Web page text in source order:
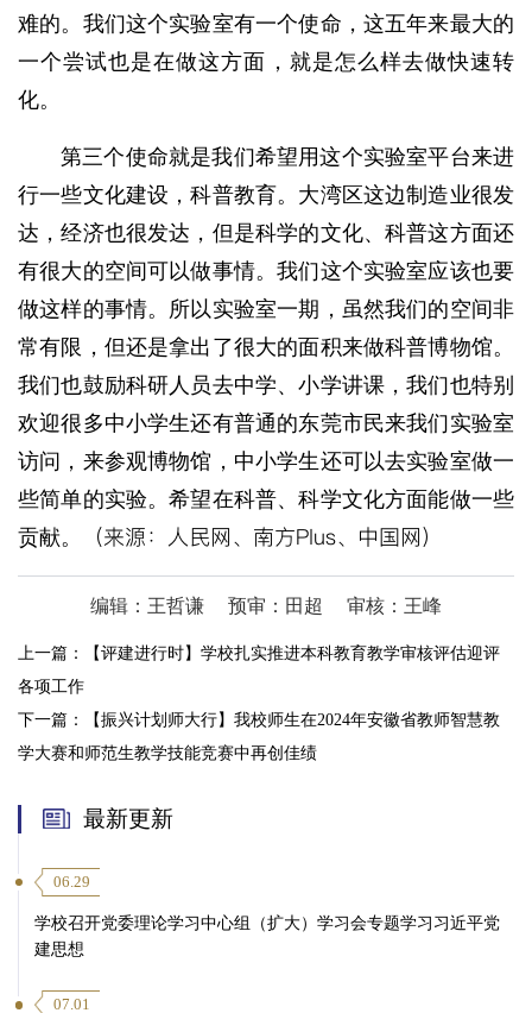
难的。我们这个实验室有一个使命，这五年来最大的
一个尝试也是在做这方面，就是怎么样去做快速转
化。
第三个使命就是我们希望用这个实验室平台来进
行一些文化建设，科普教育。大湾区这边制造业很发
达，经济也很发达，但是科学的文化、科普这方面还
有很大的空间可以做事情。我们这个实验室应该也要
做这样的事情。所以实验室一期，虽然我们的空间非
常有限，但还是拿出了很大的面积来做科普博物馆。
我们也鼓励科研人员去中学、小学讲课，我们也特别
欢迎很多中小学生还有普通的东莞市民来我们实验室
访问，来参观博物馆，中小学生还可以去实验室做一
些简单的实验。希望在科普、科学文化方面能做一些
贡献。
（来源：人民网、南方Plus、中国网）
编辑：王哲谦 预审：田超 审核：王峰
上一篇：
【评建进行时】学校扎实推进本科教育教学审核评估迎评
各项工作
下一篇：
【振兴计划师大行】我校师生在2024年安徽省教师智慧教
学大赛和师范生教学技能竞赛中再创佳绩
最新更新
06.29
学校召开党委理论学习中心组（扩大）学习会专题学习习近平党
建思想
07.01